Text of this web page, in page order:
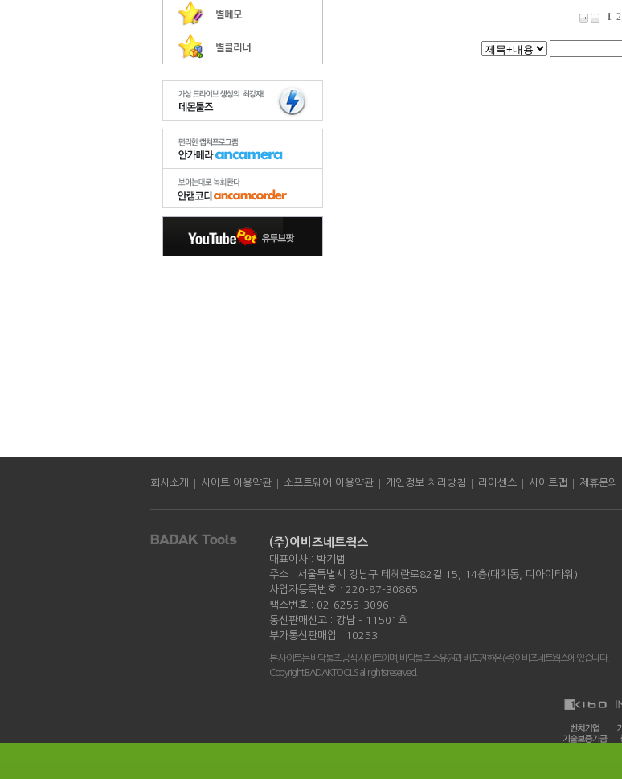
1 2
회사소개 | 사이트 이용약관 | 소프트웨어 이용약관 | 개인정보 처리방침 | 라이센스 | 사이트맵 | 제휴문의
(주)이비즈네트웍스
대표이사 : 박기범
주소 : 서울특별시 강남구 테헤란로82길 15, 14층(대치동, 디아이타워)
사업자등록번호 : 220-87-30865
팩스번호 : 02-6255-3096
통신판매신고 : 강남 - 11501호
부가통신판매업 : 10253
본 사이트는 바닥툴즈 공식 사이트이며, 바닥툴즈 소유권과 배포권한은 (주)이비즈네트웍스에 있습니다.
Copyright BADAKTOOLS all rights reserved.